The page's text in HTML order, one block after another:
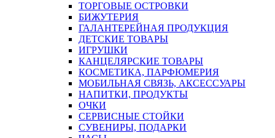
ТОРГОВЫЕ ОСТРОВКИ
БИЖУТЕРИЯ
ГАЛАНТЕРЕЙНАЯ ПРОДУКЦИЯ
ДЕТСКИЕ ТОВАРЫ
ИГРУШКИ
КАНЦЕЛЯРСКИЕ ТОВАРЫ
КОСМЕТИКА, ПАРФЮМЕРИЯ
МОБИЛЬНАЯ СВЯЗЬ, АКСЕССУАРЫ
НАПИТКИ, ПРОДУКТЫ
ОЧКИ
СЕРВИСНЫЕ СТОЙКИ
СУВЕНИРЫ, ПОДАРКИ